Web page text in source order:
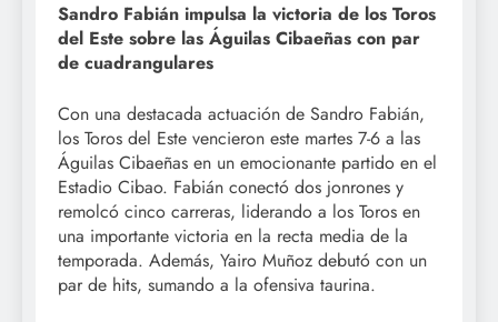
Sandro Fabián impulsa la victoria de los Toros
del Este sobre las Águilas Cibaeñas con par
de cuadrangulares
Con una destacada actuación de Sandro Fabián,
los Toros del Este vencieron este martes 7-6 a las
Águilas Cibaeñas en un emocionante partido en el
Estadio Cibao. Fabián conectó dos jonrones y
remolcó cinco carreras, liderando a los Toros en
una importante victoria en la recta media de la
temporada. Además, Yairo Muñoz debutó con un
par de hits, sumando a la ofensiva taurina.